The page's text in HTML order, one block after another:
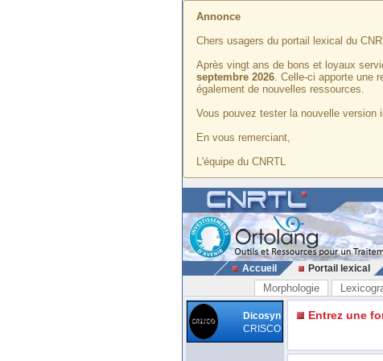
Annonce
Chers usagers du portail lexical du
Après vingt ans de bons et loyaux
septembre 2026. Celle-ci apporte une
également de nouvelles ressources.
Vous pouvez tester la nouvelle version
En vous remerciant,
L'équipe du CNRTL
Accueil Portail lexical
Morphologie
Dicosyn
CRISCO
Entrez une